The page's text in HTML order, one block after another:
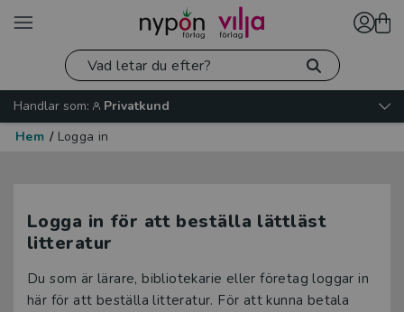
Handlar som:
Privatkund
Hem / Logga in
Logga in för att beställa lättläst
litteratur
Du som är lärare, bibliotekarie eller företag loggar in
här för att beställa litteratur. För att kunna betala